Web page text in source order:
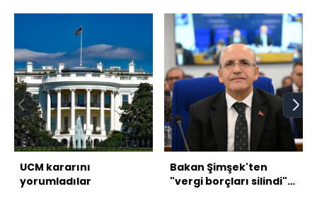
UCM kararını
yorumladılar
Bakan Şimşek'ten
"vergi borçları silindi"